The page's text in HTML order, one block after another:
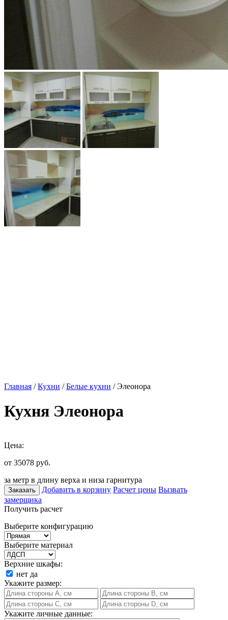
Главная /Кухни /Белые кухни / Элеонора
Кухня Элеонора
Цена:
от 35078 руб.
за метр в длину верха и низа гарнитура
Заказать Добавить в корзину Расчет цены Вызвать
замерщика
Получить расчет
Выберите конфигурацию
Выберите материал
Верхние шкафы:
нет да
Укажите размер:
Укажите личные данные: